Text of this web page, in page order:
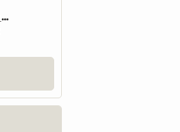
Colocation (2p), Maison De Campagne, Calme, Grand Jardin